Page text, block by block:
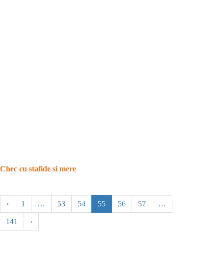
Chec cu stafide si mere
‹ 1 … 53 54 55 56 57 …
141 ›